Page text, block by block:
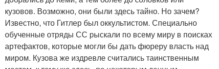
кузовов. Возможно, они были здесь тайно. Но зачем?
Известно, что Гитлер был оккультистом. Специально
обученные отряды СС рыскали по всему миру в поисках
артефактов, которые могли бы дать фюреру власть над
миром. Кузова же издревле считались таинственным